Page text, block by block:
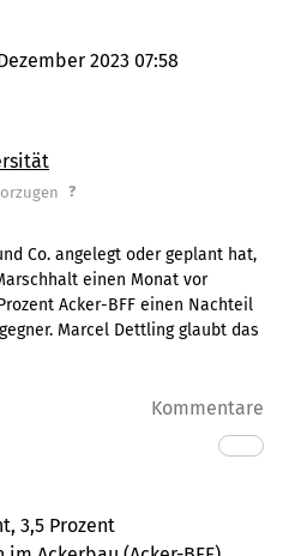
2023 07:58
?
Co. angelegt oder geplant hat,
einen Monat vor
Acker-BFF einen Nachteil
Marcel Dettling glaubt das
Kommentare
3,5 Prozent